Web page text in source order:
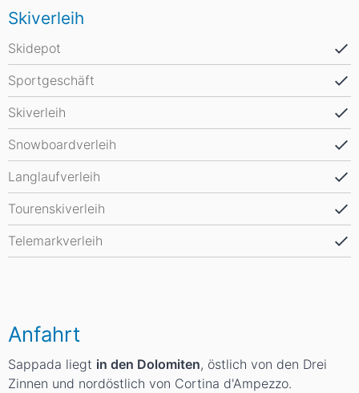
Skiverleih
Skidepot
Sportgeschäft
Skiverleih
Snowboardverleih
Langlaufverleih
Tourenskiverleih
Telemarkverleih
Anfahrt
Sappada liegt in den Dolomiten, östlich von den Drei
Zinnen und nordöstlich von Cortina d'Ampezzo.